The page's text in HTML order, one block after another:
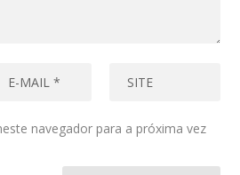
navegador para a próxima vez